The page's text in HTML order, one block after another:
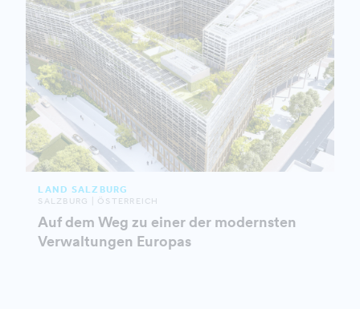
LAND SALZBURG
SALZBURG | ÖSTERREICH
Auf dem Weg zu einer der modernsten
Verwaltungen Europas